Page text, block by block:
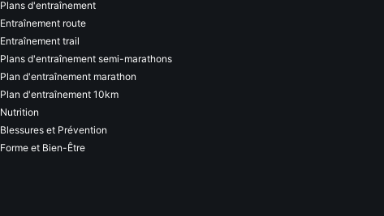
Plans d'entraînement
Entraînement route
Entraînement trail
Plans d'entraînement semi-marathons
Plan d'entraînement marathon
Plan d'entraînement 10km
Nutrition
Blessures et Prévention
Forme et Bien-Être